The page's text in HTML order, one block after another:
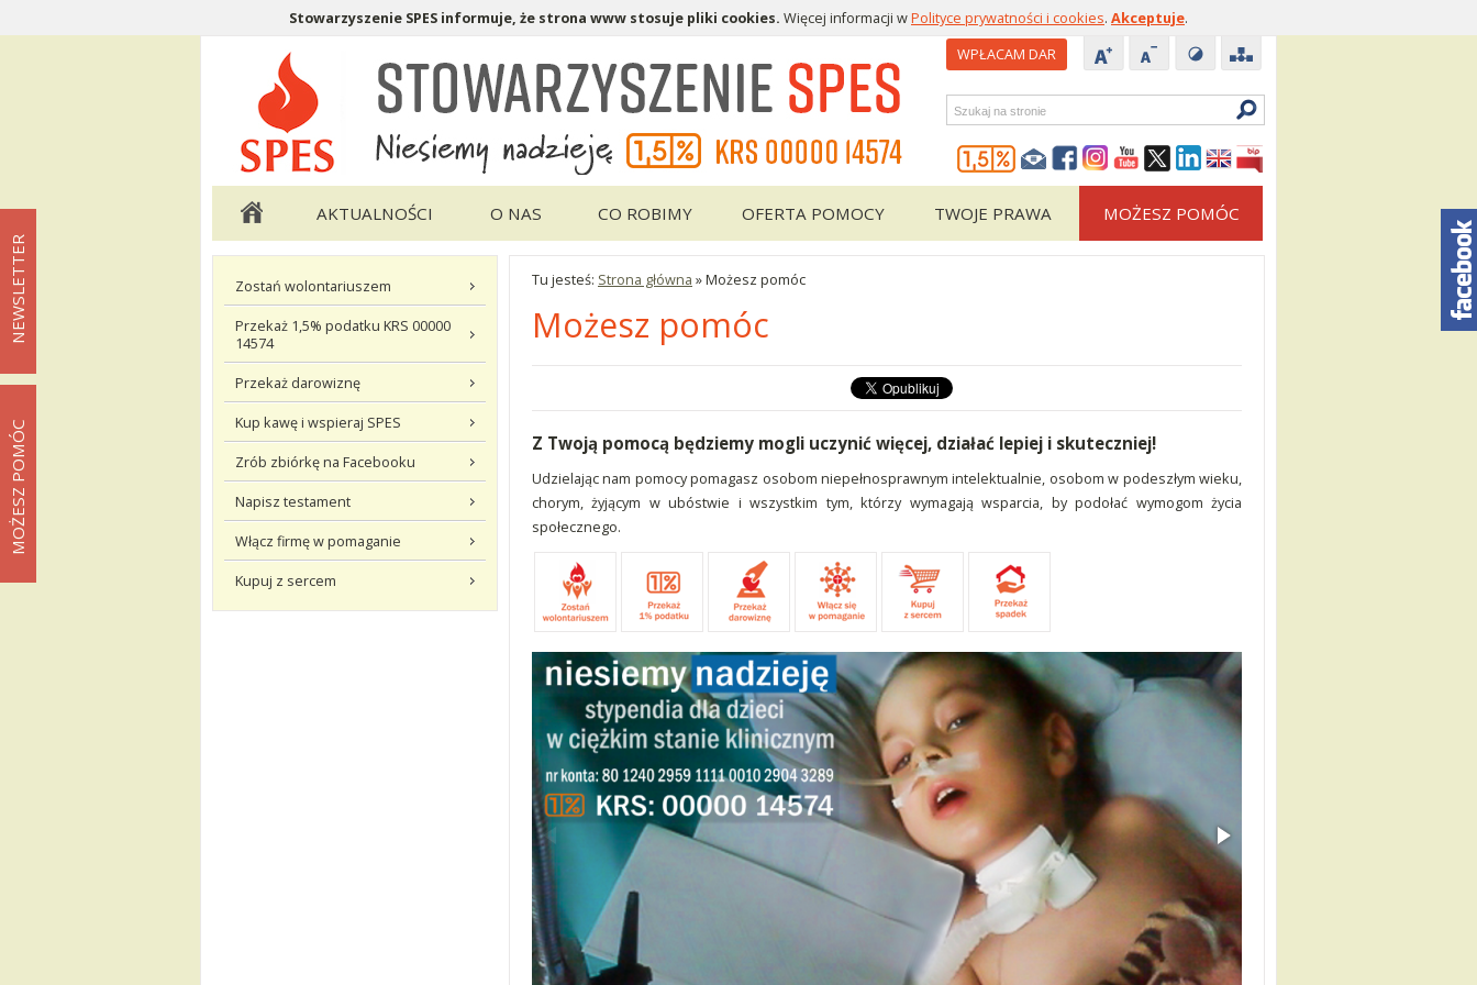
Stowarzyszenie SPES informuje, że strona www stosuje pliki cookies. Więcej informacji wPolityce prywatności i cookies. Akceptuje.
Menu pomocnicze
WPŁACAM DAR
Wyszukiwarka
Menu główne
AKTUALNOŚCI O NAS CO ROBIMY OFERTA POMOCY TWOJE PRAWA MOŻESZ POMÓC
Menu podstrony Możesz pomóc
Zostań wolontariuszem
Przekaż 1,5% podatku KRS 00000
14574
Przekaż darowiznę
Kup kawę i wspieraj SPES
Zrób zbiórkę na Facebooku
Napisz testament
Włącz firmę w pomaganie
Kupuj z sercem
Tu jesteś: Strona główna »Możesz pomóc
Możesz pomóc
Z Twoją pomocą będziemy mogli uczynić więcej, działać lepiej i skuteczniej!
Udzielając nam pomocy pomagasz osobom niepełnosprawnym intelektualnie, osobom w podeszłym wieku,
chorym, żyjącym w ubóstwie i wszystkim tym, którzy wymagają wsparcia, by podołać wymogom życia
społecznego.
NEWSLETTER
MOŻESZ POMÓC